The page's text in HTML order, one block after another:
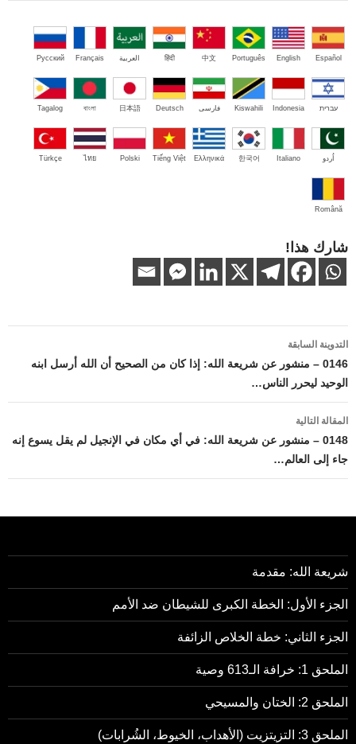
Español
English
Português
中文
हिंदी العربية Français
Русский
עברית Indonesia
Kiswahili فارسی Deutsch
日本語
বাংলা
Tagalog
اُردو Italiano
한국어
Ελληνικά
Tiếng Việt
Polski
ไทย
Türkçe
Română
شارك هذا!
تصفّح
المقالات
التدوينة السابقة
0146 – منشور عن شريعة الله: إذا كان من الصحيح أن الله أرسل ابنه
الوحيد ليحرر الناس…
المقالة التالية
0148 – منشور عن شريعة الله: في أي مكان في الإنجيل لم يقل يسوع إنه
جاء إلى العالم…
شريعة الله: مقدمة
الجزء الأول: الخطة الكبرى للشيطان ضد الأمم
الجزء الثاني: خطة الخلاص الزائفة
الملحق 1: خرافة الـ613 وصية
الملحق 2: الختان والمسيحي
الملحق 3: التزيتزيت (الأهداب، الخيوط، الشُرابات)